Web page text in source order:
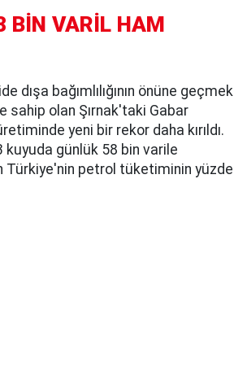
BİN VARİL HAM
dışa bağımlılığının önüne geçmek
sahip olan Şırnak'taki Gabar
yeni bir rekor daha kırıldı.
günlük 58 bin varile
Türkiye'nin petrol tüketiminin yüzde